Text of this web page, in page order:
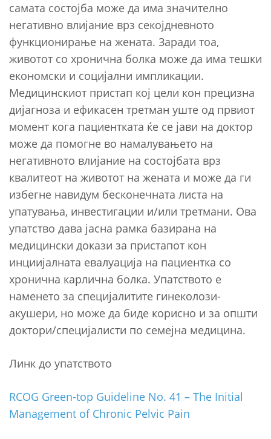
самата состојба може да има значително
негативно влијание врз секојдневното
функционирање на жената. Заради тоа,
животот со хронична болка може да има тешки
економски и социјални импликации.
Медицинскиот пристап кој цели кон прецизна
дијагноза и ефикасен третман уште од првиот
момент кога пациентката ќе се јави на доктор
може да помогне во намалувањето на
негативното влијание на состојбата врз
квалитеот на животот на жената и може да ги
избегне навидум бесконечната листа на
упатувања, инвестигации и/или третмани. Ова
упатство дава јасна рамка базирана на
медицински докази за пристапот кон
инциијалната евалуација на пациентка со
хронична карлична болка. Упатството е
наменето за специјалитите гинеколози-
акушери, но може да биде корисно и за општи
доктори/специјалисти по семејна медицина.
Линк до упатството
RCOG Green-top Guideline No. 41 – The Initial
Management of Chronic Pelvic Pain